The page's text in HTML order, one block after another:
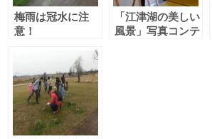
梅雨は冠水に注
意！
「江津湖の美しい
風景」写真コンテ